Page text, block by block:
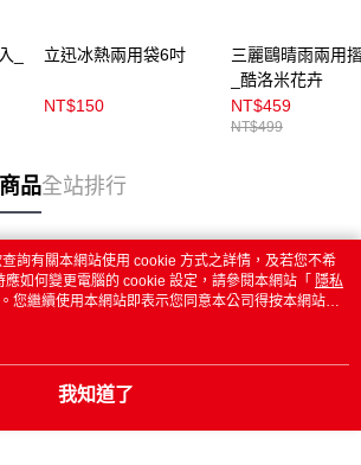
_
立迅冰熱兩用袋6吋
NT$150
三麗鷗晴雨兩用
_酷洛米花卉
NT$459
NT$499
品全站排行
詢有關本網站使用 cookie 方式之詳情，及若您不希
如何變更電腦的 cookie 設定，請參閱本網站「 隱私
您繼續使用本網站即表示您同意本公司得按本網站使
cookie。
我知道了